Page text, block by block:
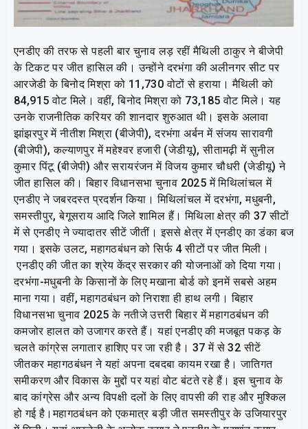
एनडीए की तरफ से पहली बार चुनाव लड़ रहीं मैथिली ठाकुर ने बीजेपी
के टिकट पर जीत हासिल की। उन्होंने दरभंगा की अलीनगर सीट पर
आरजेडी के बिनोद मिश्रा को 11,730 वोटों से हराया। मैथिली को
84,915 वोट मिले। वहीं, बिनोद मिश्रा को 73,185 वोट मिले। यह
उनके राजनीतिक करियर की शानदार शुरुआत थी। इसके अलावा
झांझरपुर में नीतीश मिश्रा (बीजेपी), दरभंगा अर्बन में संजय सारावगी
(बीजेपी), कल्याणपुर में महेश्वर हजारी (जेडीयू), सीतामढ़ी में सुनील
कुमार पिंटू (बीजेपी) और सरायरंजन में विजय कुमार चौधरी (जेडीयू) ने
जीत हासिल की। बिहार विधानसभा चुनाव 2025 में मिथिलांचल में
एनडीए ने जबरदस्त प्रदर्शन किया। मिथिलांचल में दरभंगा, मधुबनी,
समस्तीपुर, बेगूसराय आदि जिले शामिल हैं। मिथिला क्षेत्र की 37 सीटों
में से एनडीए ने ज्यादातर सीटें जीतीं। इससे क्षेत्र में एनडीए का डंका बज
गया। इसके उलट, महागठबंधन को सिर्फ 4 सीटों पर जीत मिली।
एनडीए की जीत का श्रेय केंद्र सरकार की योजनाओं को दिया गया।
दरभंगा-मधुबनी के किसानों के लिए मखाना बोर्ड को इनमें सबसे अहम
माना गया। वहीं, महागठबंधन को निराशा ही हाथ लगी। बिहार
विधानसभा चुनाव 2025 के नतीजे उत्तरी बिहार में महागठबंधन की
कमजोर हालत को उजागर करते हैं। यहां एनडीए की मजबूत पकड़ के
चलते कांग्रेस लगातार हाशिए पर जा रही है। 37 में से 32 सीटें
जीतकर महागठबंधन ने यहां अपना दबदबा कायम रखा है। जातिगत
समीकरण और विकास के मुद्दों पर यहां वोट बंटते रहे हैं। इस चुनाव के
बाद कांग्रेस और अन्य विपक्षी दलों के लिए वापसी की राह और मुश्किल
हो गई है।महागठबंधन को एकमात्र बड़ी जीत समस्तीपुर के उजियारपुर